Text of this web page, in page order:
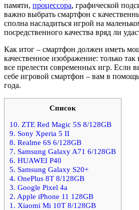
памяти, процессора, графической
важно выбрать смартфон с
сполна насладиться игрой на
посредственного качества вряд ли
Как итог – смартфон должен иметь
качественное изображение: только
все прелести современных игр. Если
себе игровой смартфон – вам в
года.
Список
10. ZTE Red Magic 5S 8/128GB
9. Sony Xperia 5 II
8. Realme 6S 6/128GB
7. Samsung Galaxy A71 6/128GB
6. HUAWEI P40
5. Samsung Galaxy S20+
4. OnePlus 8T 8/128GB
3. Google Pixel 4a
2. Apple iPhone 11 128GB
1. Xiaomi Mi 10T 8/128GB